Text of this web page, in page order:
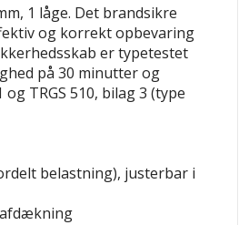
1 låge. Det brandsikre
og korrekt opbevaring
er typetestet
på 30 minutter og
TRGS 510, bilag 3 (type
belastning), justerbar i